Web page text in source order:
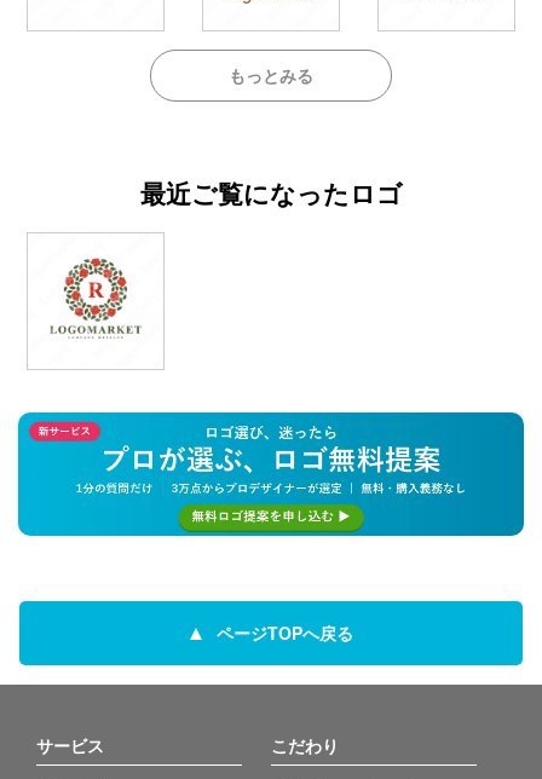
もっとみる
最近ご覧になったロゴ
ページTOPへ戻る
サービス こだわり